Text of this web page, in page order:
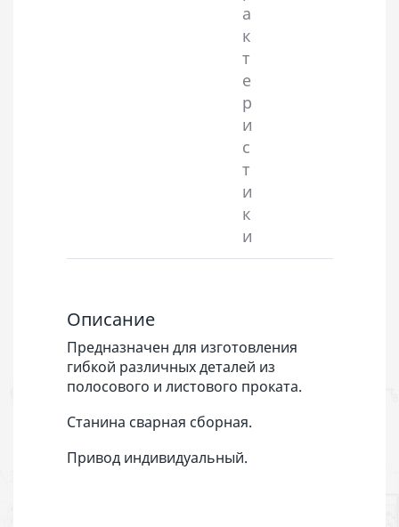
а
к
т
е
р
и
с
т
и
к
и
Описание
Предназначен для изготовления
гибкой различных деталей из
полосового и листового проката.
Станина сварная сборная.
Привод индивидуальный.